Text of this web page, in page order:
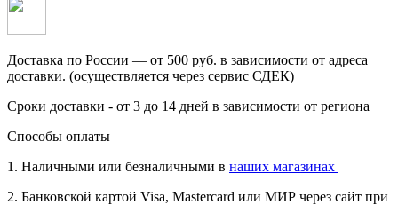
Доставка по России — от 500 руб. в зависимости от адреса
доставки. (осуществляется через сервис СДЕК)
Сроки доставки - от 3 до 14 дней в зависимости от региона
Способы оплаты
1. Наличными или безналичными в наших магазинах
2. Банковской картой Visa, Mastercard или МИР через сайт при